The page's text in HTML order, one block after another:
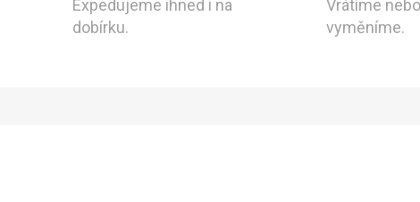
Expedujeme ihned i na
dobírku.
Vrátíme nebo
vyměníme.